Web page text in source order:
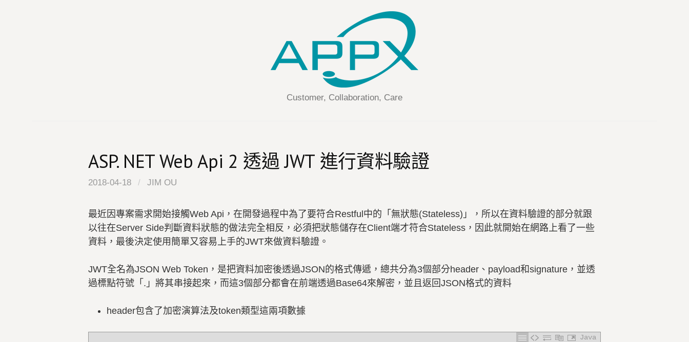
Customer, Collaboration, Care
ASP. NET Web Api 2 透過 JWT 進行資料驗證
2018-04-18 / JIM OU
最近因專案需求開始接觸Web Api，在開發過程中為了要符合Restful中的「無狀態(Stateless)」，所以在資料驗證的部分就跟
以往在Server Side判斷資料狀態的做法完全相反，必須把狀態儲存在Client端才符合Stateless，因此就開始在網路上看了一些
資料，最後決定使用簡單又容易上手的JWT來做資料驗證。
JWT全名為JSON Web Token，是把資料加密後透過JSON的格式傳遞，總共分為3個部分header、payload和signature，並透
過標點符號「.」將其串接起來，而這3個部分都會在前端透過Base64來解密，並且返回JSON格式的資料
header包含了加密演算法及token類型這兩項數據
Java